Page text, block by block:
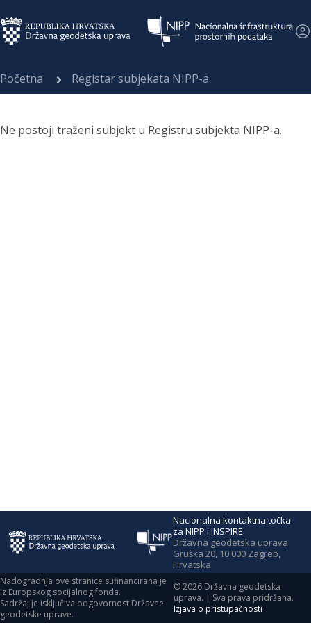
Početna Registar subjekata NIPP-a
Ne postoji traženi subjekt u Registru subjekta NIPP-a.
Nacionalna kontaktna točka
za NIPP i INSPIRE
Državna geodetska uprava
Gruška 20, 10 000 Zagreb,
Hrvatska
Nadogradnja ove stranice sufinancirana je
iz Europskog socijalnog fonda.
Sadržaj je isključiva odgovornost Državne
geodetske uprave.
©2026 Državna geodetska
uprava. | Sva prava pridržana.
Izjava o pristupačnosti